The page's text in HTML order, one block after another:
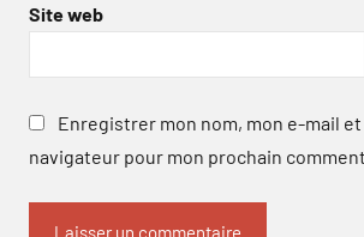
Site web
Enregistrer mon nom, mon e-mail
navigateur pour mon prochain